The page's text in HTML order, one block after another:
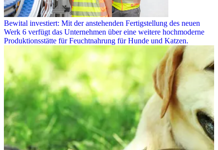
Bewital investiert: Mit der anstehenden Fertigstellung des neuen
Werk 6 verfügt das Unternehmen über eine weitere hochmoderne
Produktionsstätte für Feuchtnahrung für Hunde und Katzen.